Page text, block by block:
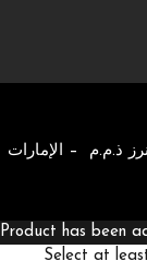
ذ.م.م – الإمارات
Product has been
Select at